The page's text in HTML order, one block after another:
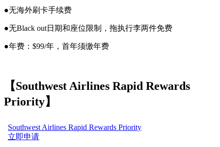
●无海外刷卡手续费
●无Black out日期和座位限制，拖执行李两件免费
●年费：$99/年，首年须缴年费
【Southwest Airlines Rapid Rewards
Priority】